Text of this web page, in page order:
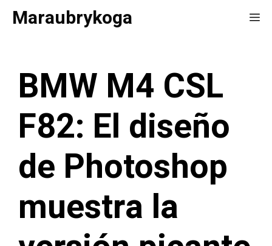
SaltarMaraubrykoga
BMW M4 CSL
F82: El diseño
de Photoshop
muestra la